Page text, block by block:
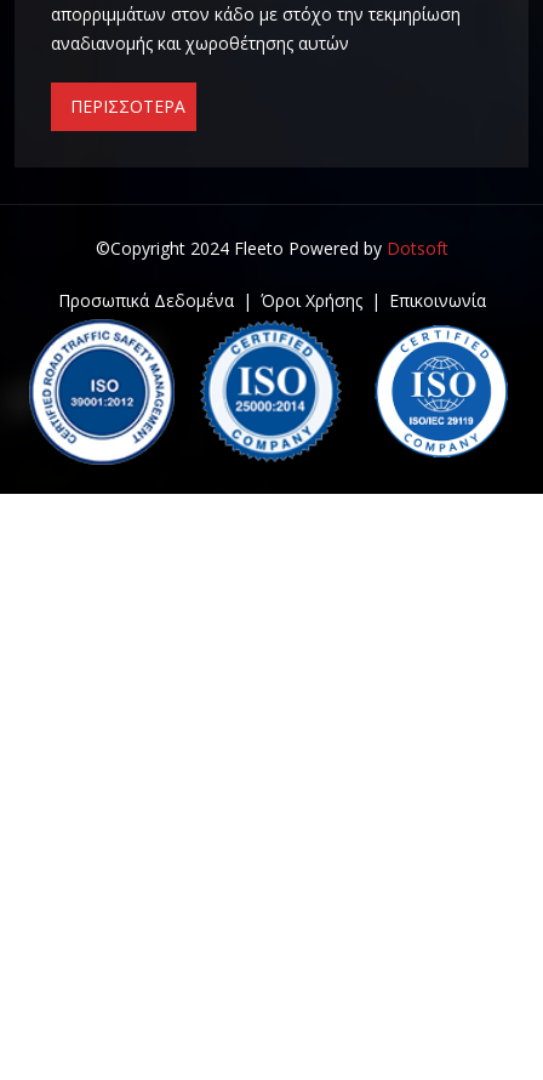
απορριμμάτων στον κάδο με στόχο την τεκμηρίωση
αναδιανομής και χωροθέτησης αυτών
ΠΕΡΙΣΣΟΤΕΡΑ
©Copyright 2024 Fleeto Powered by Dotsoft
Προσωπικά Δεδομένα | Όροι Χρήσης | Επικοινωνία